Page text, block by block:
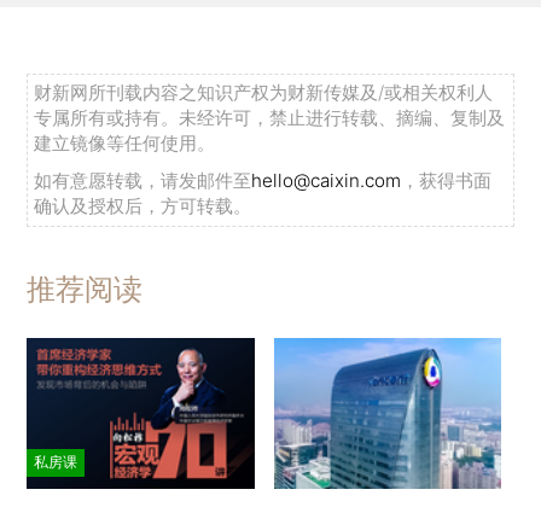
财新网所刊载内容之知识产权为财新传媒及/或相关权利人
专属所有或持有。未经许可，禁止进行转载、摘编、复制及
建立镜像等任何使用。
如有意愿转载，请发邮件至hello@caixin.com ，获得书面
确认及授权后，方可转载。
推荐阅读
私房课